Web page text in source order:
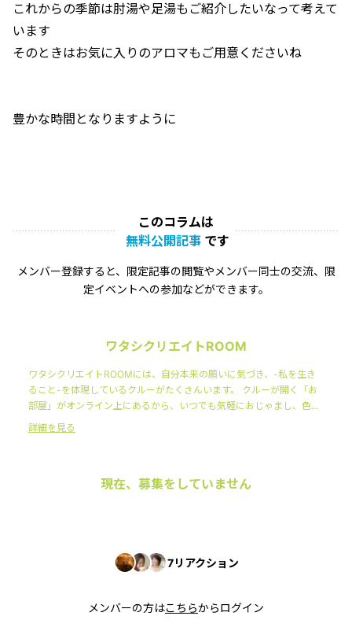
これからの季節は肘湯や足湯もご紹介したいなって考えて
います
そのときはお気に入りのアロマもご用意くださいね
豊かな時間となりますように
このコラムは
無料公開記事 です
メンバー登録すると、限定記事の閲覧やメンバー同士の交流、限
定イベントへの参加などができます。
ワタシクリエイトROOM
ワタシクリエイトROOMには、自分本来の願いに気づき、-私を生き
ること-を体現しているクルーがたくさんいます。 クルーが開く「お
部屋」がオンライン上にあるから、いつでも気軽におじゃまし、色ん
な人の-ワタシを生きる-ノウハウにふれることができます。 そんな日
詳細を見る
現在、募集をしていません
7リアクション
メンバーの方はこちらからログイン